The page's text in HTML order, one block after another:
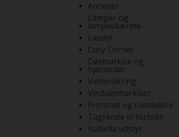
Annexer
Lamper og
lampeskærme
Læsejl
Cosy Corner
Dørmarkise og
hjørnedør
Vintersikring
Vinduesmarkiser
Frontnet og rumdelere
Tagrende til fortelte
Isabella udstyr